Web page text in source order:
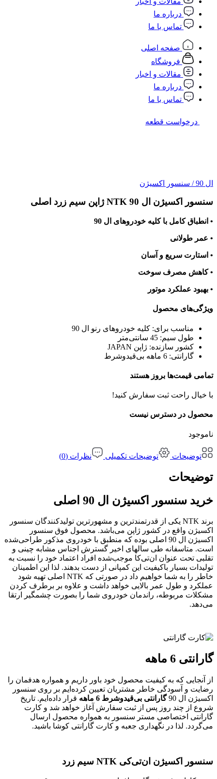
درباره ما
تماس با ما
صفحه اصلی
فروشگاه
مقالات و اخبار
درباره ما
تماس با ما
درخواست قطعه
ال 90 / سنسور اکسیژن
سنسور اکسیژن ال 90 NTK ژاپن سیم زرد اصلی
• انطباق کامل با کلیه خودروهای ال 90
• عمر طولانی
• استارت سریع و آسان
• کاهش مصرف سوخت
• بهبود عملکرد موتور
ویژگی‌های محصول
مناسب برای: کلیه خودروهای رنو ال 90
طول سیم: 45 سانتی‌متر
کشور سازنده: ژاپن JAPAN
گارانتی: 6 ماهه بی‌قیدوشرط
تمامی قیمت‌ها بروز هستند
با خیال راحت ثبت سفارش کنید!
محصول در دسترس نیست
ناموجود
توضیحات توضیحات تکمیلی نظرات (0)
توضیحات
خرید سنسور اکسیژن ال 90 اصلی
برند NTK یکی از قدرتمندترین و مشهورترین تولیدکنندگان سنسور
اکسیژن واقع در کشور ژاپن می‌باشد. محصول فوق سنسور
اکسیژن ال 90 اصلی بوده که منطبق با خودروی مذکور طراحی‌شده
است. متاسفانه طی سالهای اخیر گسترش اجناس مشابه چینی و
تقلبی تحت عنوان ان‌تی‌کا موجب‌شده افراد اعتماد خود را نسبت به
تولیدات بسیار باکیفیت این کمپانی از دست بدهند. لذا این اطمینان
خاطر را به شما خواهیم داد در صورتی که NTK اصلی تهیه شود
عملکرد و طول عمر بالایی خواهد داشت و علاوه بر برطرف کردن
مشکلات مربوطه، راندمان خودروی شما را بصورت چشمگیر ارتقا
می‌دهد.
گارانتی 6 ماهه
از آنجایی که به کیفیت محصول خود باور داریم و همواره هدفمان را
رضایت و آسودگی خاطر مشتریان تعیین کرده‌ایم بر روی سنسور
اکسیژن ال 90
گارانتی بی‌قیدوشرط 6 ماهه
قرار داده‌ایم. تاریخ
شروع از چند روز پس از ثبت سفارش آغاز خواهد شد و کارت
گارانتی اختصاصی مستر سنسور به همواره محصول ارسال
می‌گردد. لذا در نگهداری جعبه و کارت گارانتی کوشا باشید.
سنسور اکسیژن ان‌تی‌کی NTK سیم زرد